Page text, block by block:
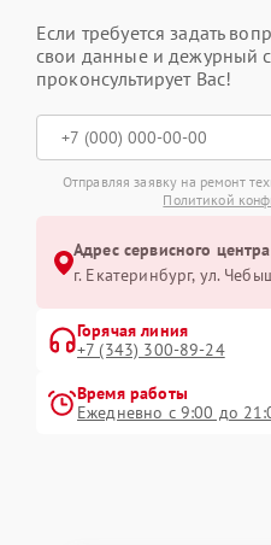
Если требуется задать
свои данные и дежурный
проконсультирует Вас!
Отправляя заявку на ремонт
Политикой
Адрес сервисного
г. Екатеринбург, ул.
Горячая линия
+7 (343) 300-89-24
Время работы
Ежедневно с 9:00 до